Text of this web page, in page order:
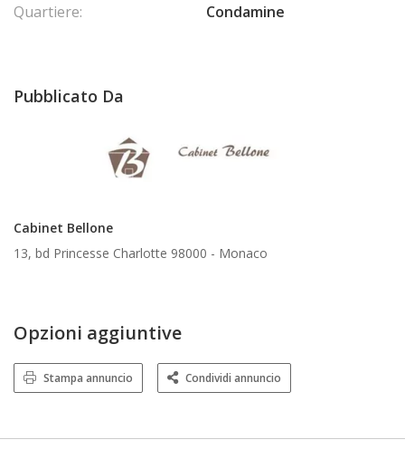
Quartiere: Condamine
Pubblicato Da
Cabinet Bellone
13, bd Princesse Charlotte 98000 - Monaco
Opzioni aggiuntive
Stampa annuncio Condividi annuncio